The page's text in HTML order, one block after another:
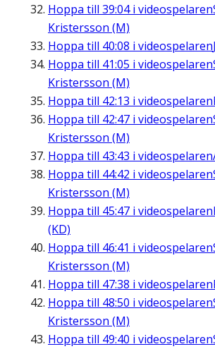
Hoppa till 39:04i videospelaren
Kristersson (M)
Hoppa till 40:08 i videospelaren
Hoppa till 41:05 i videospelaren
Kristersson (M)
Hoppa till 42:13 i videospelaren
Hoppa till 42:47 i videospelaren
Kristersson (M)
Hoppa till 43:43 i videospelaren
Hoppa till 44:42 i videospelaren
Kristersson (M)
Hoppa till 45:47 i videospelaren
(KD)
Hoppa till 46:41 i videospelaren
Kristersson (M)
Hoppa till 47:38 i videospelaren
Hoppa till 48:50 i videospelaren
Kristersson (M)
Hoppa till 49:40 i videospelaren